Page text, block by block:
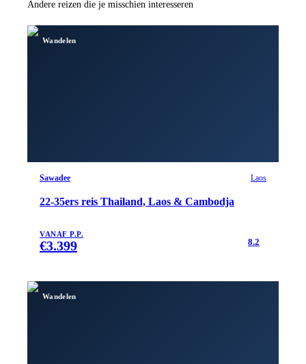
Andere reizen die je misschien interesseren
Wandelen
Sawadee Laos
22-35ers reis Thailand, Laos & Cambodja
VANAF P.P.
€3.399 8.2
Wandelen